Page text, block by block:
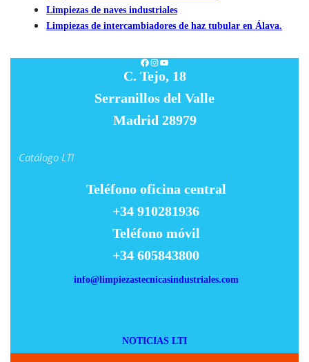
Limpiezas de naves industriales
Limpiezas de intercambiadores de haz tubular en Álava.
Facebook
Instagram
YouTube
C. Tejo, 18
Serranillos del Valle
Madrid 28979
Catálogo LTI
Teléfono oficina central
+34 910281936
Teléfono móvil
+34 605843800
info@limpiezastecnicasindustriales.com
NOTICIAS LTI